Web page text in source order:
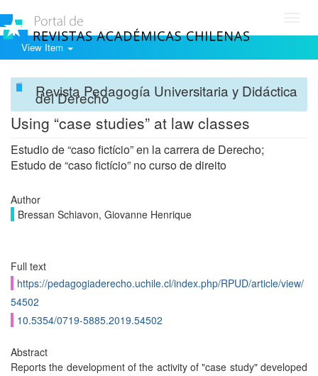
View Item
Revista Pedagogía Universitaria y Didáctica
del Derecho
Using “case studies” at law classes
Estudio de “caso fictício” en la carrera de Derecho;
Estudo de “caso fictício” no curso de direito
Author
Bressan Schiavon, Giovanne Henrique
Full text
https://pedagogiaderecho.uchile.cl/index.php/RPUD/article/view/
54502
10.5354/0719-5885.2019.54502
Abstract
Reports the development of the activity of "case study" developed